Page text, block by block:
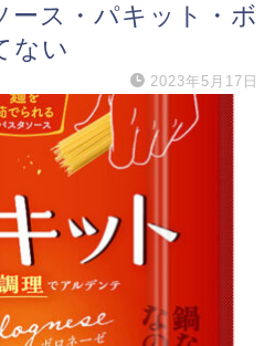
ース・パキット・ボ
ない
2023年5月17日